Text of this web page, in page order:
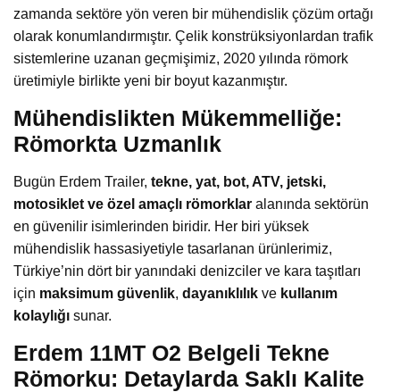
zamanda sektöre yön veren bir mühendislik çözüm ortağı
olarak konumlandırmıştır. Çelik konstrüksiyonlardan trafik
sistemlerine uzanan geçmişimiz, 2020 yılında römork
üretimiyle birlikte yeni bir boyut kazanmıştır.
Mühendislikten Mükemmelliğe:
Römorkta Uzmanlık
Bugün Erdem Trailer, tekne, yat, bot, ATV, jetski,
motosiklet ve özel amaçlı römorklar alanında sektörün
en güvenilir isimlerinden biridir. Her biri yüksek
mühendislik hassasiyetiyle tasarlanan ürünlerimiz,
Türkiye’nin dört bir yanındaki denizciler ve kara taşıtları
için maksimum güvenlik, dayanıklılık ve kullanım
kolaylığı sunar.
Erdem 11MT O2 Belgeli Tekne
Römorku: Detaylarda Saklı Kalite